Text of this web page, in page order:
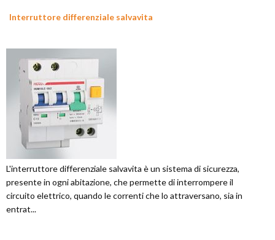
Interruttore differenziale salvavita
L'interruttore differenziale salvavita è un sistema di sicurezza,
presente in ogni abitazione, che permette di interrompere il
circuito elettrico, quando le correnti che lo attraversano, sia in
entrat...